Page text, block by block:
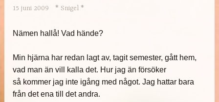
15 juni 2009 * Snigel *
Nämen hallå! Vad hände?
Min hjärna har redan lagt av, tagit semester, gått hem,
vad man än vill kalla det. Hur jag än försöker
så kommer jag inte igång med något. Jag hattar bara
från det ena till det andra.